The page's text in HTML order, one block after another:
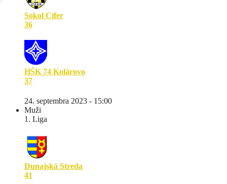
Sokol Cífer
36
HŠK 74 Kolárovo
37
24. septembra 2023 - 15:00
Muži
1. Liga
Dunajská Streda
41